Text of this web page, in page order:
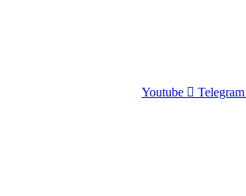
Youtube Telegram